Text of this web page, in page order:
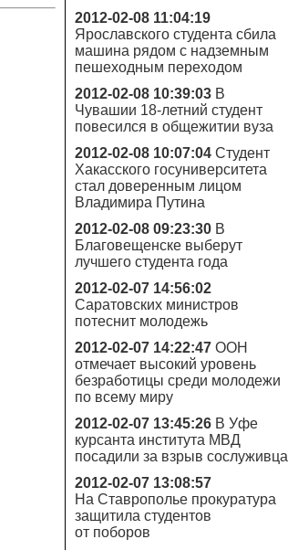
2012-02-08 11:04:19
Ярославского студента сбила
машина рядом с надземным
пешеходным переходом
2012-02-08 10:39:03 В
Чувашии 18-летний студент
повесился в общежитии вуза
2012-02-08 10:07:04 Студент
Хакасского госуниверситета
стал доверенным лицом
Владимира Путина
2012-02-08 09:23:30 В
Благовещенске выберут
лучшего студента года
2012-02-07 14:56:02
Саратовских министров
потеснит молодежь
2012-02-07 14:22:47 ООН
отмечает высокий уровень
безработицы среди молодежи
по всему миру
2012-02-07 13:45:26 В Уфе
курсанта института МВД
посадили за взрыв сослуживца
2012-02-07 13:08:57
На Ставрополье прокуратура
защитила студентов
от поборов